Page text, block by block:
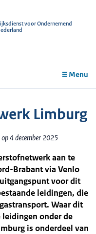
voor Ondernemend
Menu
Limburg
4 december 2025
aan te
Brabant via Venlo
voor dit
leidingen, die
Waar dit
onder de
is onderdeel van